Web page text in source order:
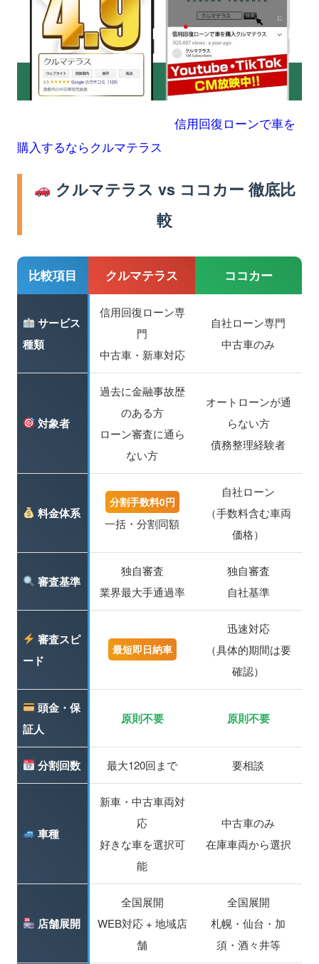
信用回復ローンで車を
購入するならクルマテラス
クルマテラス vs ココカー 徹底比
較
比較項目 クルマテラス ココカー
サービス
種類
信用回復ローン専
門
中古車・新車対応
自社ローン専門
中古車のみ
対象者
過去に金融事故歴
のある方
ローン審査に通ら
ない方
オートローンが通
らない方
債務整理経験者
料金体系
分割手数料0円
一括・分割同額
自社ローン
（手数料含む車両
価格）
審査基準
独自審査
業界最大手通過率
独自審査
自社基準
審査スピ
ード
最短即日納車
迅速対応
（具体的期間は要
確認）
頭金・保
証人
原則不要 原則不要
分割回数 最大120回まで 要相談
車種
新車・中古車両対
応
好きな車を選択可
能
中古車のみ
在庫車両から選択
店舗展開
全国展開
WEB対応 + 地域店
舗
全国展開
札幌・仙台・加
須・酒々井等